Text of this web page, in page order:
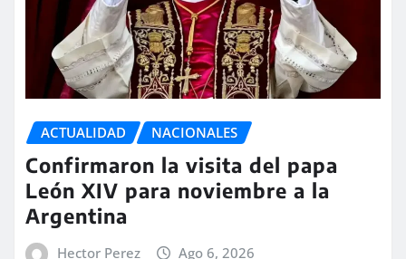
ACTUALIDAD NACIONALES
Confirmaron la visita del papa
León XIV para noviembre a la
Argentina
Hector Perez Ago 6, 2026